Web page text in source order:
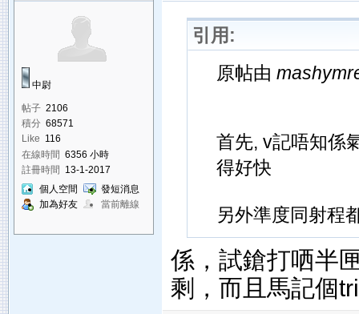
中尉
帖子 2106
積分 68571
Like 116
在線時間 6356 小時
註冊時間 13-1-2017
個人空間
發短消息
加為好友
當前離線
引用:
原帖由
首先, v記唔知係
得好快
另外準度同射程
係，試鎗打哂半
剩，而且馬記個